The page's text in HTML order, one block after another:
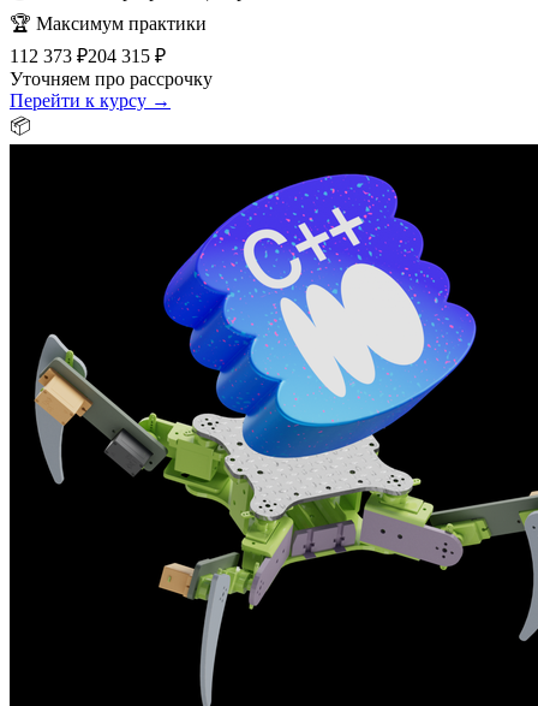
🏆 Максимум практики
112 373 ₽204 315 ₽
Уточняем про рассрочку
Перейти к курсу →
📦